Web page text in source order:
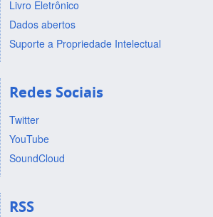
Livro Eletrônico
Dados abertos
Suporte a Propriedade Intelectual
Redes Sociais
Twitter
YouTube
SoundCloud
RSS